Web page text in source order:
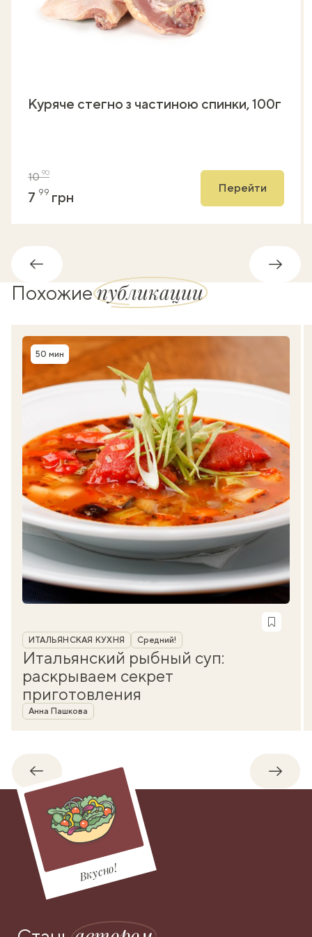
Куряче стегно з частиною спинки, 100г
1090
7 99 грн
Перейти
Обратно
Похожиепубликации
Время приготовления
50 мин
Рубрика
ИТАЛЬЯНСКАЯ КУХНЯ Средний!
Итальянский рыбный суп:
раскрываем секрет
приготовления
Автор
Анна Пашкова
Обратно
Вкусно!